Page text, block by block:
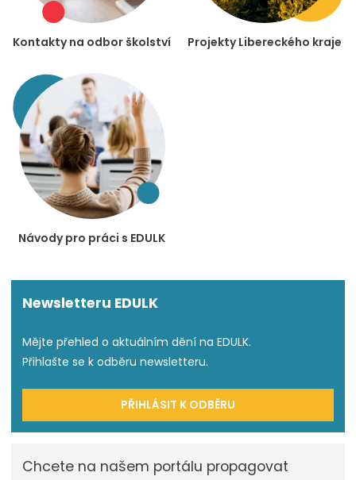
Kontakty na odbor školství Projekty Libereckého kraje
Návody pro práci s EDULK
Newsletteru EDULK
Mějte přehled o aktuálním dění na EDULK.
Přihlašte se k odběru newsletteru.
PŘIHLÁSIT K ODBĚRU
Chcete na našem portálu propagovat